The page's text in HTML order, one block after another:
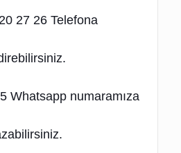
27 26 Telefona
Whatsapp numaramıza